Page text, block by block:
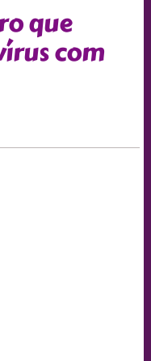
que
com